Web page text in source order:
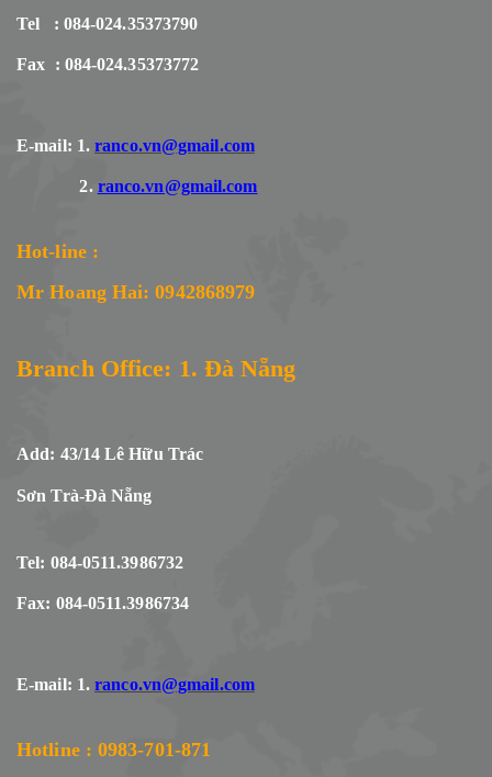
Tel : 084-024.35373790
Fax : 084-024.35373772
E-mail: 1. ranco.vn@gmail.com
2. ranco.vn@gmail.com
Hot-line :
Mr Hoang Hai: 0942868979
Branch Office: 1. Đà Nẵng
Add: 43/14 Lê Hữu Trác
Sơn Trà-Đà Nẵng
Tel: 084-0511.3986732
Fax: 084-0511.3986734
E-mail: 1. ranco.vn@gmail.com
Hotline : 0983-701-871